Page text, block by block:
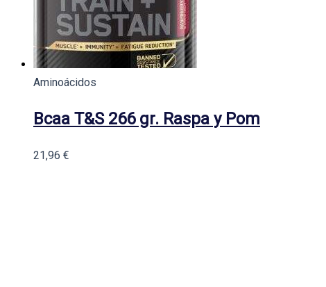
Aminoácidos
Bcaa T&S 266 gr. Raspa y Pom
21,96 €